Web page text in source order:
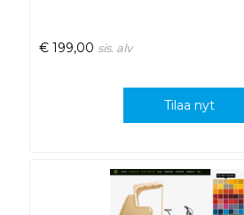
€ 199,00 sis. alv
Tilaa nyt